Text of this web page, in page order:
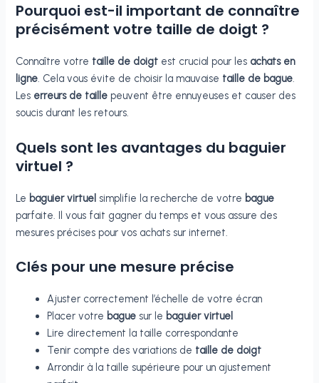
Pourquoi est-il important de connaître
précisément votre taille de doigt ?
Connaître votre taille de doigt est crucial pour les achats en
ligne. Cela vous évite de choisir la mauvaise taille de bague.
Les erreurs de taille peuvent être ennuyeuses et causer des
soucis durant les retours.
Quels sont les avantages du baguier
virtuel ?
Le baguier virtuel simplifie la recherche de votre bague
parfaite. Il vous fait gagner du temps et vous assure des
mesures précises pour vos achats sur internet.
Clés pour une mesure précise
Ajuster correctement l’échelle de votre écran
Placer votre bague sur le baguier virtuel
Lire directement la taille correspondante
Tenir compte des variations de taille de doigt
Arrondir à la taille supérieure pour un ajustement